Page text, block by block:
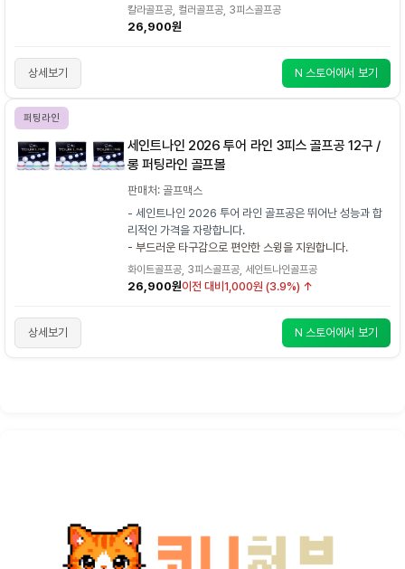
칼라골프공, 컬러골프공, 3피스골프공
26,900원
상세보기 N 스토어에서 보기
퍼팅라인
세인트나인 2026 투어 라인 3피스 골프공 12구 /
롱 퍼팅라인 골프볼
판매처: 골프맥스
- 세인트나인 2026 투어 라인 골프공은 뛰어난 성능과 합
리적인 가격을 자랑합니다.
- 부드러운 타구감으로 편안한 스윙을 지원합니다.
화이트골프공, 3피스골프공, 세인트나인골프공
26,900원이전 대비 1,000원 (3.9%) ↑
상세보기 N 스토어에서 보기